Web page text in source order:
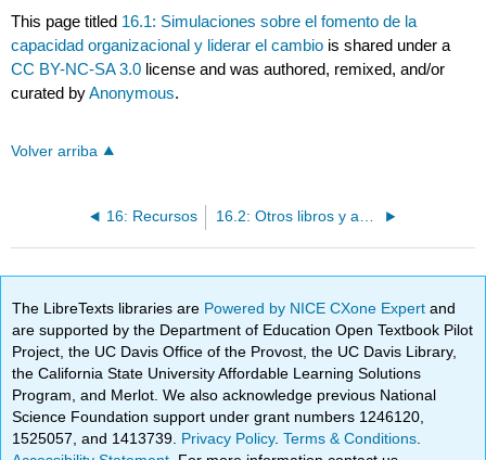
This page titled 16.1: Simulaciones sobre el fomento de la
capacidad organizacional y liderar el cambio is shared under a
CC BY-NC-SA 3.0 license and was authored, remixed, and/or
curated byAnonymous.
Volver arriba
16: Recursos 16.2: Otros libros y artículos sobre aspectos de la capacidad organizacional para el cambio
The LibreTexts libraries are Powered by NICE CXone Expertand
are supported by the Department of Education Open Textbook Pilot
Project, the UC Davis Office of the Provost, the UC Davis Library,
the California State University Affordable Learning Solutions
Program, and Merlot. We also acknowledge previous National
Science Foundation support under grant numbers 1246120,
1525057, and 1413739. Privacy Policy.Terms & Conditions